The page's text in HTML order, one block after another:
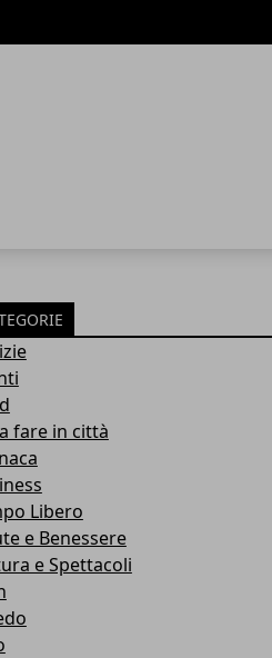
fare in città
Libero
e Benessere
e Spettacoli